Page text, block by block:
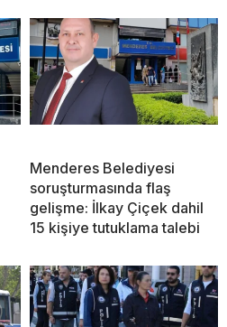
Menderes Belediyesi
soruşturmasında flaş
gelişme: İlkay Çiçek dahil
15 kişiye tutuklama talebi